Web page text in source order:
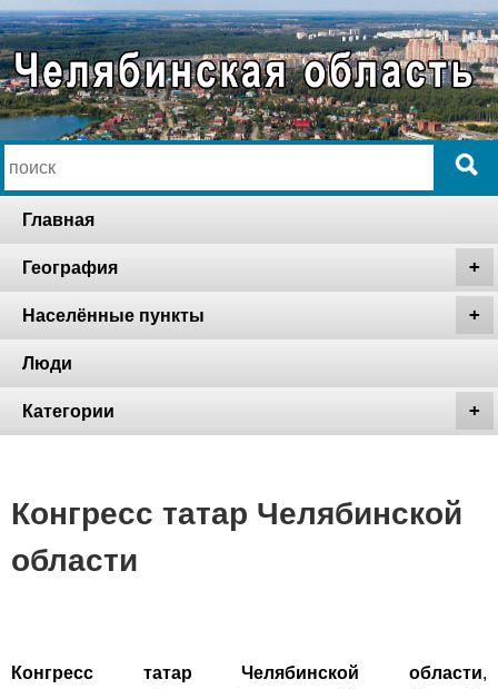
Главная
География
Населённые пункты
Люди
Категории
Конгресс татар Челябинской
области
Конгресс татар Челябинской области,